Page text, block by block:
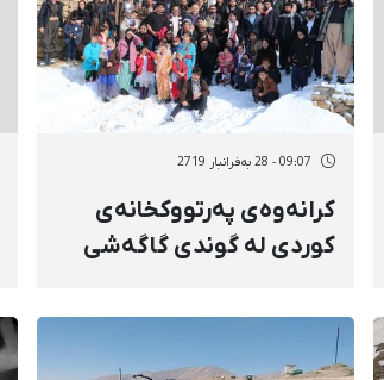
09:07 - 28 بەفرانبار 2719
کرانەوەی پەرتووکخانەی
کوردی لە گوندی گاگەشی